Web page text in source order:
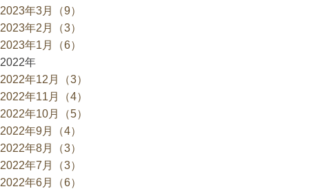
2023年3月（9）
2023年2月（3）
2023年1月（6）
2022年
2022年12月（3）
2022年11月（4）
2022年10月（5）
2022年9月（4）
2022年8月（3）
2022年7月（3）
2022年6月（6）